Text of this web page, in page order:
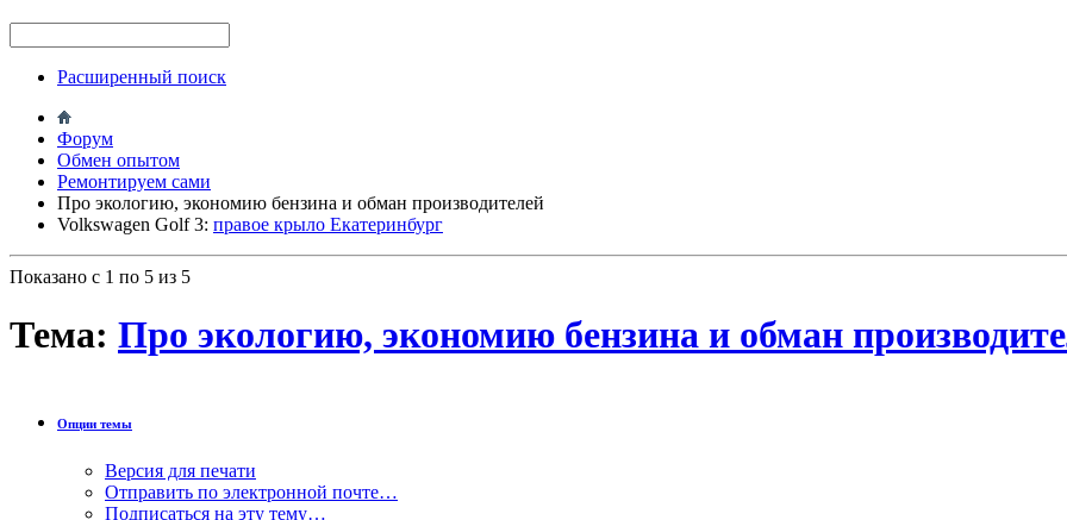
Расширенный поиск
Форум
Обмен опытом
Ремонтируем сами
Про экологию, экономию бензина и обман производителей
Volkswagen Golf 3: правое крыло Екатеринбург
Показано с 1 по 5 из 5
Тема: Про экологию, экономию бензина и обман
Опции темы
Версия для печати
Отправить по электронной почте…
Подписаться на эту тему…